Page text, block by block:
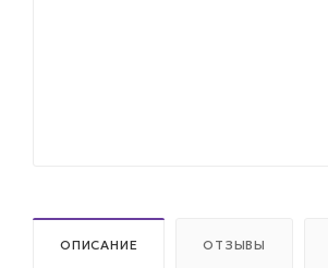
ОПИСАНИЕ ОТЗЫВЫ